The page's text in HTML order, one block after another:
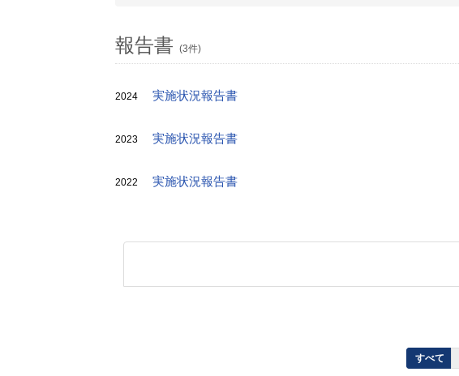
報告書 (3件)
2024 実施状況報告書
2023 実施状況報告書
2022 実施状況報告書
すべて